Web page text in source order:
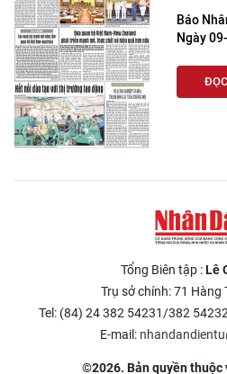
Báo
Ngày
Tổng Biên tập :Lê
Trụ sở chính: 71 Hàng
Tel: (84) 24 382 54231/382
E-mail:
©2026. Bản quyền thuộc